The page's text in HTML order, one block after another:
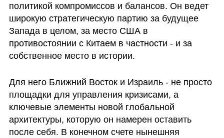
политикой компромиссов и балансов. Он ведет
широкую стратегическую партию за будущее
Запада в целом, за место США в
противостоянии с Китаем в частности - и за
собственное место в истории.
Для него Ближний Восток и Израиль - не просто
площадки для управления кризисами, а
ключевые элементы новой глобальной
архитектуры, которую он намерен оставить
после себя. В конечном счете нынешняя